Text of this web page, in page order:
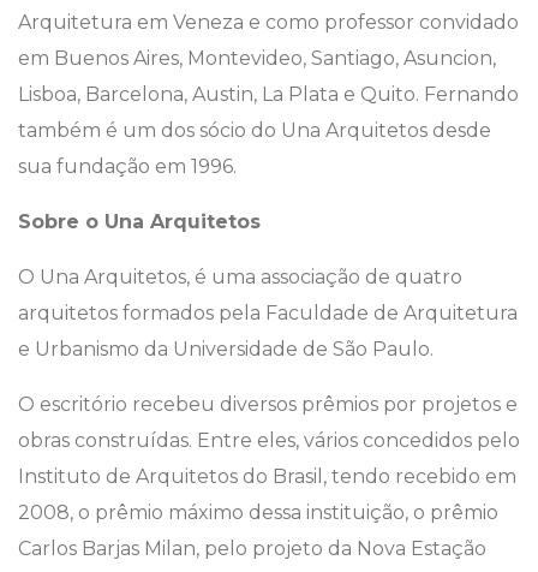
Arquitetura em Veneza e como professor convidado
em Buenos Aires, Montevideo, Santiago, Asuncion,
Lisboa, Barcelona, Austin, La Plata e Quito. Fernando
também é um dos sócio do Una Arquitetos desde
sua fundação em 1996.
Sobre o Una Arquitetos
O Una Arquitetos, é uma associação de quatro
arquitetos formados pela Faculdade de Arquitetura
e Urbanismo da Universidade de São Paulo.
O escritório recebeu diversos prêmios por projetos e
obras construídas. Entre eles, vários concedidos pelo
Instituto de Arquitetos do Brasil, tendo recebido em
2008, o prêmio máximo dessa instituição, o prêmio
Carlos Barjas Milan, pelo projeto da Nova Estação